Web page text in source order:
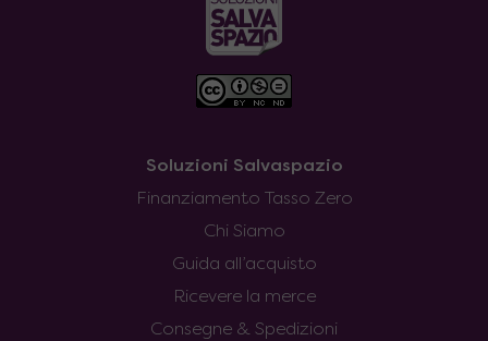
Soluzioni Salvaspazio
Finanziamento Tasso Zero
Chi Siamo
Guida all’acquisto
Ricevere la merce
Consegne & Spedizioni